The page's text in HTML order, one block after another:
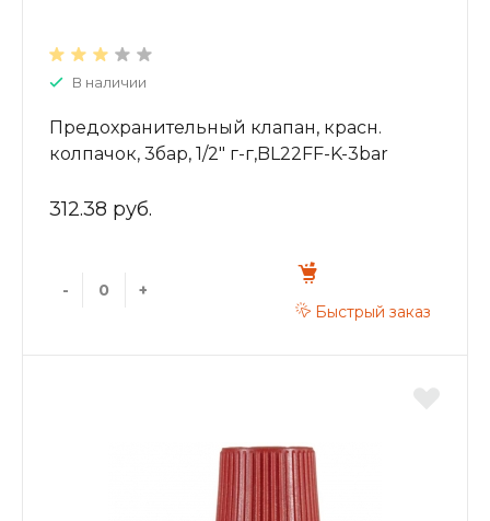
В наличии
Предохранительный клапан, красн.
колпачок, 3бар, 1/2" г-г,BL22FF-K-3bar
312.38 руб.
-
+
Быстрый заказ